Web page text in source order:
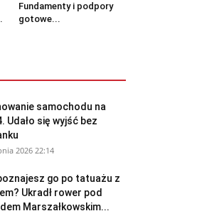
Fundamenty i podpory
gotowe...
samochodu na
Udało się wyjść bez
2026 22:14
go po tatuażu z
Ukradł rower pod
Marszałkowskim...